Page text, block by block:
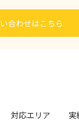
合わせはこちら
対応エリア